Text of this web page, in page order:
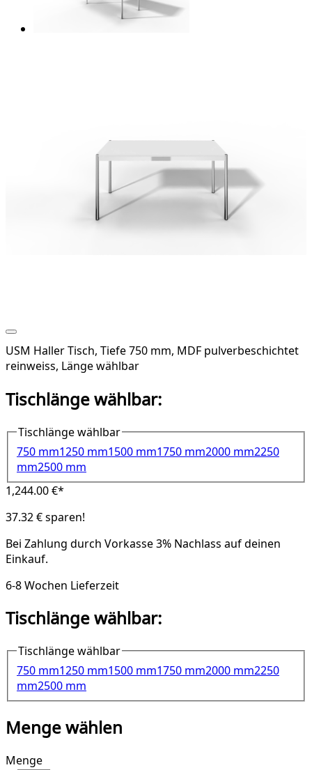
USM Haller Tisch, Tiefe 750 mm, MDF pulverbeschichtet
reinweiss, Länge wählbar
Tischlänge wählbar:
Tischlänge wählbar
750 mm1250 mm1500 mm1750 mm2000 mm2250
mm2500 mm
1,244.00 €*
37.32 € sparen!
Bei Zahlung durch Vorkasse3% Nachlass auf deinen
Einkauf.
6-8 Wochen Lieferzeit
Tischlänge wählbar:
Tischlänge wählbar
750 mm1250 mm1500 mm1750 mm2000 mm2250
mm2500 mm
Menge wählen
Menge